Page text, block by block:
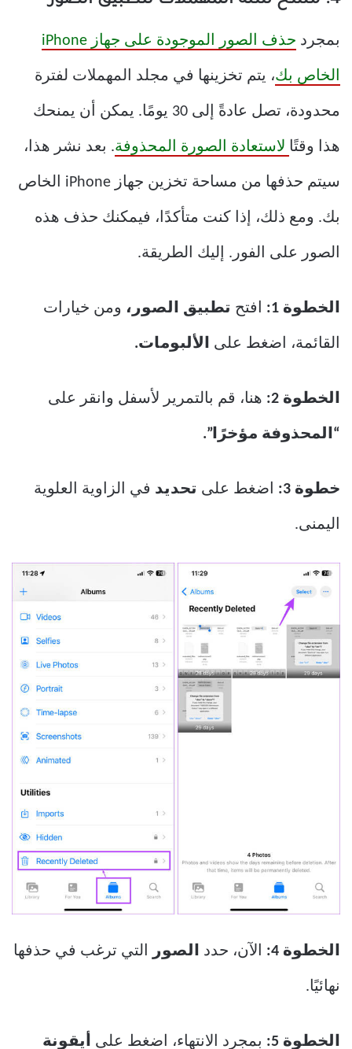
بمجرد حذف الصور الموجودة على جهاز iPhone
الخاص بك، يتم تخزينها في مجلد المهملات لفترة
محدودة، تصل عادةً إلى 30 يومًا. يمكن أن يمنحك
هذا وقتًا لاستعادة الصورة المحذوفة. بعد نشر هذا،
سيتم حذفها من مساحة تخزين جهاز iPhone الخاص
بك. ومع ذلك، إذا كنت متأكدًا، فيمكنك حذف هذه
الصور على الفور. إليك الطريقة.
الخطوة 1: افتح تطبيق الصور، ومن خيارات
القائمة، اضغط على الألبومات.
الخطوة 2: هنا، قم بالتمرير لأسفل وانقر على
“المحذوفة مؤخرًا”.
خطوة 3: اضغط على تحديد في الزاوية العلوية
اليمنى.
الخطوة 4: الآن، حدد الصور التي ترغب في حذفها
نهائيًا.
الخطوة 5: بمجرد الانتهاء، اضغط على أيقونة